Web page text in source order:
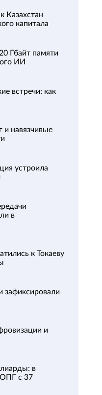
Казахстан
капитала
Гбайт памяти
ИИ
встречи: как
и навязчивые
устроила
в
к Токаеву
зафиксировали
и
в
с 37